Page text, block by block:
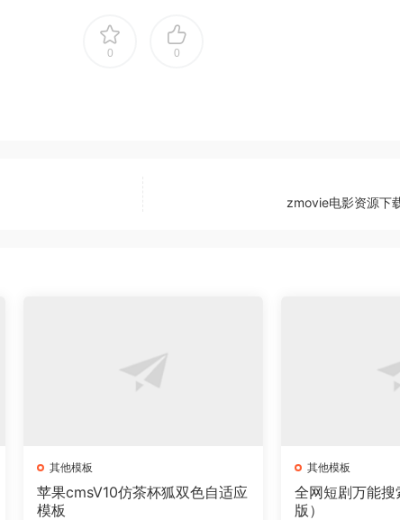
0 0
zmovie电影资源下
其他模板
苹果cmsV10仿茶杯狐双色自适应
模板
其他模板
全网短剧万能
版）